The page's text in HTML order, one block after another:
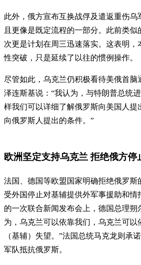
此外，俄方宣布互换战俘及遣返重伤乌
且更像是既定流程的一部分。此前类
次更是计划在周三迅速落实。这表明，
性突破，只是延续了以往的惯例操作。
尽管如此，乌克兰仍积极看待美俄首脑
泽连斯基说：“我认为，与特朗普总统
样我们可以详细了解俄罗斯向美国人提
向俄罗斯人提出的条件。”
欧洲坚定支持乌克兰 拒绝俄方停
法国、德国等欧盟国家明确拒绝俄罗斯
受外国停止对基辅提供外军事援助和情
的一次联合新闻发布会上，德国总理朔
为，乌克兰可以依靠我们，乌克兰可以
（基辅）失望。”法国总统马克龙则承
军队抵抗俄罗斯。